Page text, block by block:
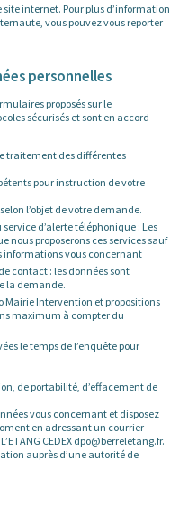
internet. Pour plus d’information
vous pouvez vous reporter
personnelles
proposés sur le
sécurisés et sont en accord
traitement des différentes
pour instruction de votre
l’objet de votre demande.
d’alerte téléphonique : Les
nous proposerons ces services sauf
informations vous concernant
contact : les données sont
la demande.
Mairie Intervention et propositions
maximum à compter du
le temps de l’enquête pour
de portabilité, d’effacement de
vous concernant et disposez
en adressant un courrier
CEDEX dpo@berreletang.fr.
auprès d’une autorité de